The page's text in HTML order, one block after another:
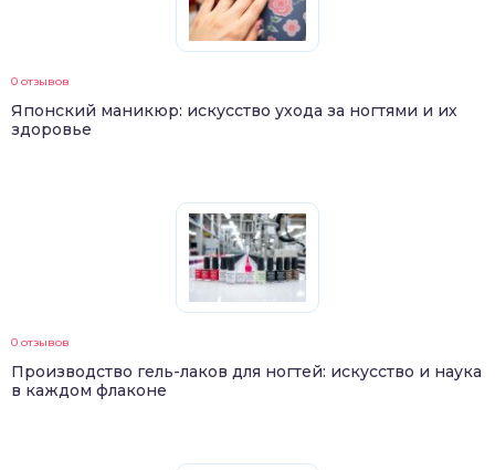
0 отзывов
Японский маникюр: искусство ухода за ногтями и их
здоровье
0 отзывов
Производство гель-лаков для ногтей: искусство и наука
в каждом флаконе